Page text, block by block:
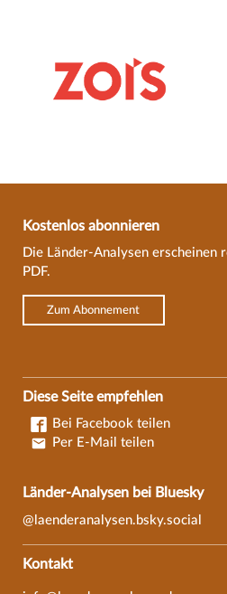
Kostenlos abonnieren
Die Länder-Analysen erscheinen
PDF.
Zum Abonnement
Diese Seite empfehlen
Bei Facebook teilen
Per E-Mail teilen
Länder-Analysen bei Bluesky
@laenderanalysen.bsky.social
Kontakt